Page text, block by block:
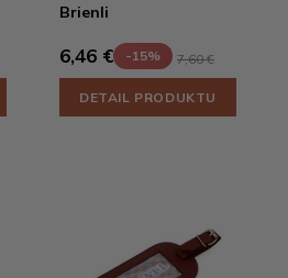
Brienli
6,46 € -15% 7,60 €
DETAIL PRODUKTU